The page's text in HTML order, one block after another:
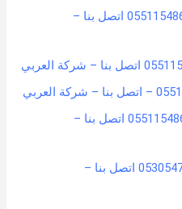
شركة تنظيف مكيفات بحائل – 0551154864 اتصل بنا –
شركة تنظيف مجالس بحائل – 0551154864 اتصل بنا –
شراء اثاث مستعمل بحائل – 0530547685 اتصل بنا –